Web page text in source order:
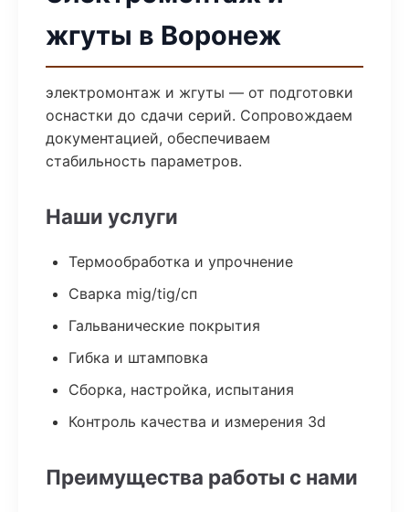
жгуты в Воронеж
электромонтаж и жгуты — от подготовки
оснастки до сдачи серий. Сопровождаем
документацией, обеспечиваем
стабильность параметров.
Наши услуги
Термообработка и упрочнение
Сварка mig/tig/сп
Гальванические покрытия
Гибка и штамповка
Сборка, настройка, испытания
Контроль качества и измерения 3d
Преимущества работы с нами